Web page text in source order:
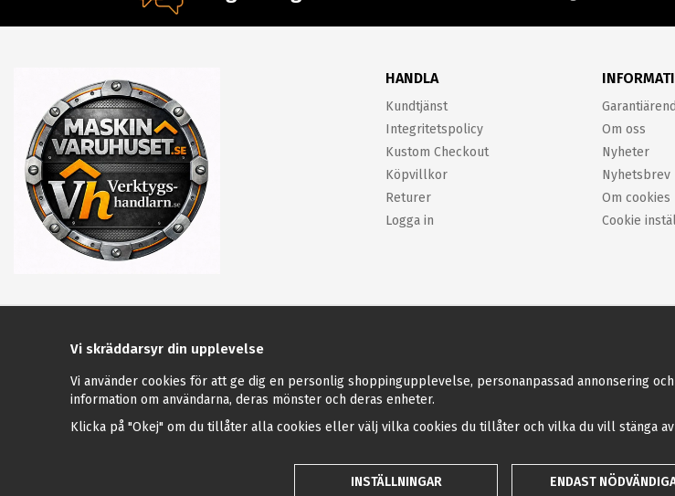
HANDLA
Kundtjänst
Integritetspolicy
Kustom Checkout
Köpvillkor
Returer
Logga in
Om oss
Nyheter
Nyhetsbrev
Om cookies
Cookie
Vi skräddarsyr din upplevelse
Vi använder cookies för att ge dig en personlig shoppingupplevelse, personanpassad annonsering
information om användarna, deras mönster och deras enheter.
Klicka på "Okej" om du tillåter alla cookies eller välj vilka cookies du tillåter och vilka du vill stänga
INSTÄLLNINGAR ENDAST